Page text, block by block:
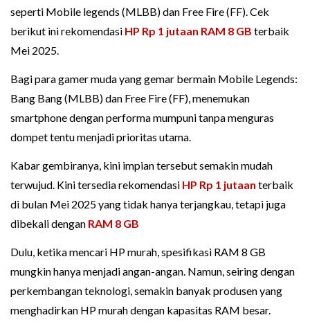
seperti Mobile legends (MLBB) dan Free Fire (FF). Cek
berikut ini rekomendasi HP Rp 1 jutaan RAM 8 GB terbaik
Mei 2025.
Bagi para gamer muda yang gemar bermain Mobile Legends:
Bang Bang (MLBB) dan Free Fire (FF), menemukan
smartphone dengan performa mumpuni tanpa menguras
dompet tentu menjadi prioritas utama.
Kabar gembiranya, kini impian tersebut semakin mudah
terwujud. Kini tersedia rekomendasi HP Rp 1 jutaan terbaik
di bulan Mei 2025 yang tidak hanya terjangkau, tetapi juga
dibekali dengan RAM 8 GB
Dulu, ketika mencari HP murah, spesifikasi RAM 8 GB
mungkin hanya menjadi angan-angan. Namun, seiring dengan
perkembangan teknologi, semakin banyak produsen yang
menghadirkan HP murah dengan kapasitas RAM besar.